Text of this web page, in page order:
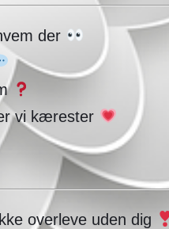
der
vi kærester
overleve uden dig